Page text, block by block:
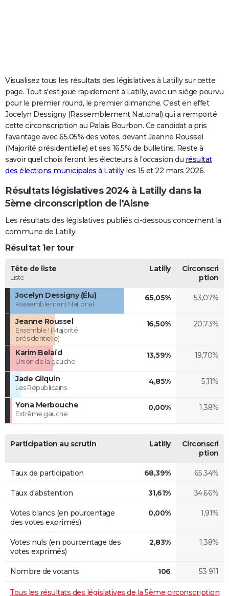
Carte de Noël
Carte Bonne année
Carte Saint-Valentin
Carte Pâques
Carte d'anniversaire
DICTIONNAIRE
Dictionnaire
Biographies
Citations
Expressions
Proverbes
PROGRAMME TV
COPAINS D'AVANT
S'inscrire
Se connecter
Lycées
Collèges
Primaires
Universités
Entreprises
Service militaire
Avis de recherche
AVIS DE DÉCÈS
Visualisez tous les résultats des législatives à Latilly sur cette
page. Tout s'est joué rapidement à Latilly, avec un siège pourvu
pour le premier round, le premier dimanche. C'est en effet
Jocelyn Dessigny (Rassemblement National) qui a remporté
cette circonscription au Palais Bourbon. Ce candidat a pris
l'avantage avec 65.05% des votes, devant Jeanne Roussel
(Majorité présidentielle) et ses 16.5% de bulletins. Reste à
savoir quel choix feront les électeurs à l'occasion du résultat
des élections municipales à Latillyles 15 et 22 mars 2026.
Résultats législatives 2024 à Latilly dans la
5ème circonscription de l'Aisne
Les résultats des législatives publiés ci-dessous concernent la
commune de Latilly.
Résultat 1er tour
Tête de liste
Liste
Latilly
Circonscri
ption
Jocelyn Dessigny (Élu)
Rassemblement National
65,05% 53,07%
Jeanne Roussel
Ensemble ! (Majorité
présidentielle)
16,50% 20,73%
Karim Belaïd
Union de la gauche
13,59% 19,70%
Jade Gilquin
Les Républicains
4,85% 5,11%
Yona Merbouche
Extrême gauche
0,00% 1,38%
Participation au scrutin Latilly
Circonscri
ption
Taux de participation 68,39% 65,34%
Taux d'abstention 31,61% 34,66%
Votes blancs (en pourcentage
des votes exprimés)
0,00% 1,91%
Votes nuls (en pourcentage des
votes exprimés)
2,83% 1,38%
Nombre de votants 106 53 911
Tous les résultats des législatives de la 5ème circonscription